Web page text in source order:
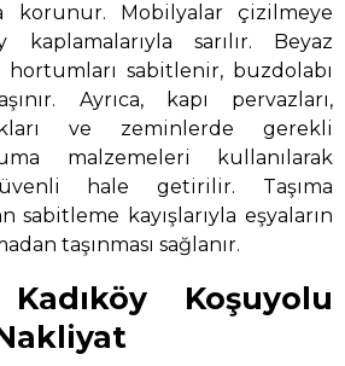
korunur. Mobilyalar çizilmeye
sarılır. Beyaz
hortumları sabitlenir, buzdolabı
Ayrıca, kapı pervazları,
ve zeminlerde gerekli
malzemeleri kullanılarak
hale getirilir. Taşıma
sabitleme kayışlarıyla eşyaların
taşınması sağlanır.
Koşuyolu